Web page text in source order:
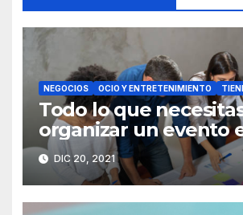
NEGOCIOS OCIO Y ENTRETENIMIENTO
Todo lo que
organizar un evento
DIC 20, 2021